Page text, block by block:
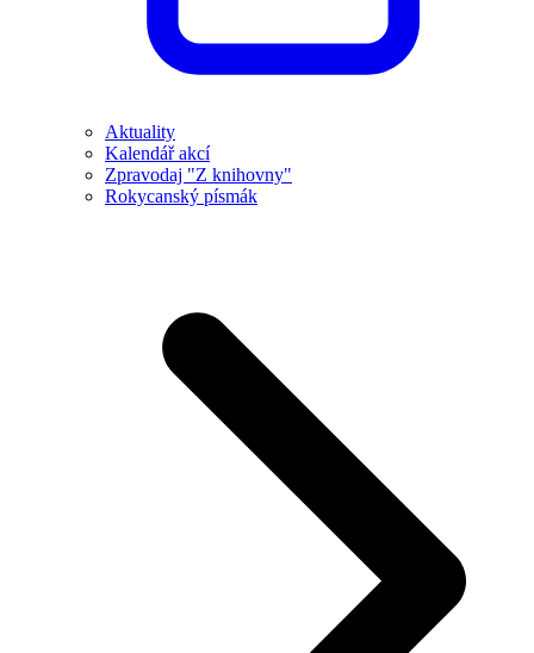
Aktuality
Kalendář akcí
Zpravodaj "Z knihovny"
Rokycanský písmák